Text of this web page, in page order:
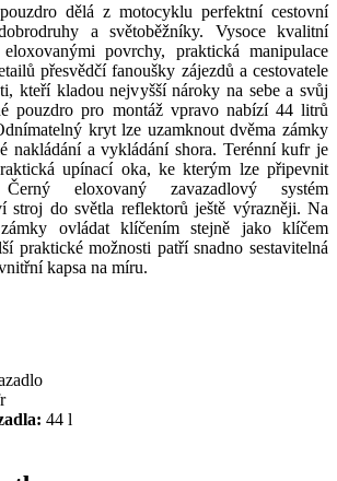
dělá z motocyklu perfektní cestovní
a světoběžníky. Vysoce kvalitní
povrchy, praktická manipulace
přesvědčí fanoušky zájezdů a cestovatele
kteří kladou nejvyšší nároky na sebe a svůj
pouzdro pro montáž vpravo nabízí 44 litrů
kryt lze uzamknout dvěma zámky
nakládání a vykládání shora. Terénní kufr je
upínací oka, ke kterým lze připevnit
eloxovaný zavazadlový systém
stroj do světla reflektorů ještě výrazněji. Na
ovládat klíčením stejně jako klíčem
praktické možnosti patří snadno sestavitelná
kapsa na míru.
44 l